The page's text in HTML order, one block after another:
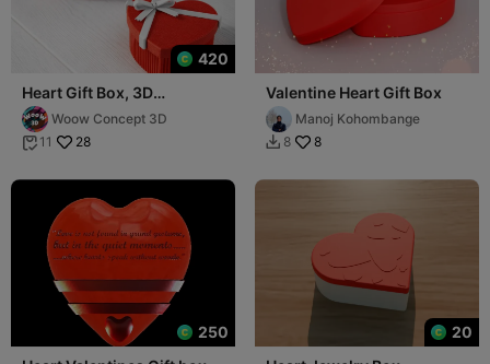
420
Heart Gift Box, 3D
Valentine’s Day Gift-
Jewelry Box
Woow Concept 3D
 11 28
Valentine Heart Gift Box
Manoj Kohombange
 8 8
250
20